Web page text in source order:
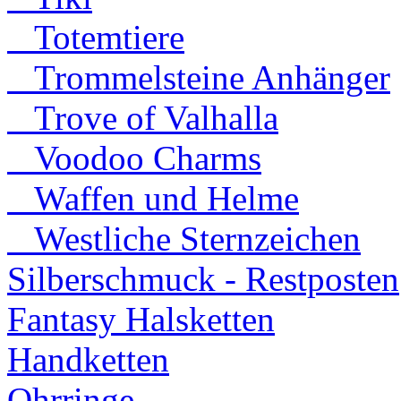
Totemtiere
Trommelsteine Anhänger
Trove of Valhalla
Voodoo Charms
Waffen und Helme
Westliche Sternzeichen
Silberschmuck - Restposten
Fantasy Halsketten
Handketten